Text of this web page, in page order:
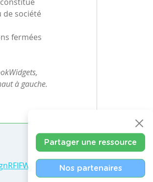
société
fermées
à gauche.
Partager une ressource
Nos partenaires